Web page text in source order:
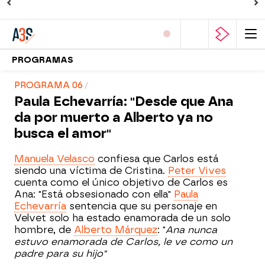
PROGRAMAS
PROGRAMA 06
Paula Echevarría: "Desde que Ana
da por muerto a Alberto ya no
busca el amor"
Manuela Velasco confiesa que Carlos está
siendo una víctima de Cristina. Peter Vives
cuenta como el único objetivo de Carlos es
Ana: "Está obsesionado con ella" Paula
Echevarría sentencia que su personaje en
Velvet solo ha estado enamorada de un solo
hombre, de Alberto Márquez: "Ana nunca
estuvo enamorada de Carlos, le ve como un
padre para su hijo"